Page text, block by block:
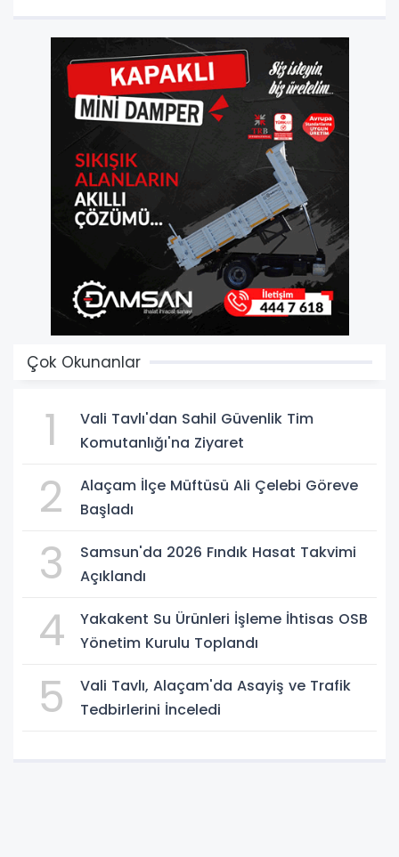
Çok Okunanlar
1
Vali Tavlı'dan Sahil Güvenlik Tim
Komutanlığı'na Ziyaret
2
Alaçam İlçe Müftüsü Ali Çelebi Göreve
Başladı
3
Samsun'da 2026 Fındık Hasat Takvimi
Açıklandı
4
Yakakent Su Ürünleri İşleme İhtisas OSB
Yönetim Kurulu Toplandı
5
Vali Tavlı, Alaçam'da Asayiş ve Trafik
Tedbirlerini İnceledi